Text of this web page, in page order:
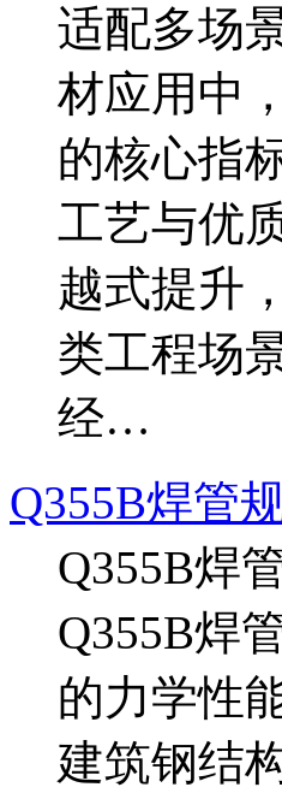
适配多场
材应用中
的核心指
工艺与优
越式提升
类工程场
经…
Q355B焊管
Q355B焊
Q355B焊
的力学性
建筑钢结